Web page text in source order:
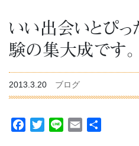
いい出会いとぴっ
験の集大成です。
2013.3.20 ブログ
Facebook
TwitterLine Email